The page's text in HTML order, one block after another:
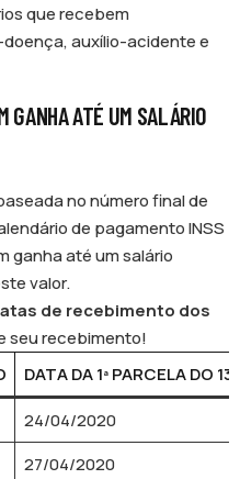
que recebem
auxílio-acidente e
GANHA ATÉ UM SALÁRIO
no número final de
de pagamento INSS
ganha até um salário
valor.
de recebimento dos
seu recebimento!
DATA DA 1ª PARCELA DO
24/04/2020
27/04/2020